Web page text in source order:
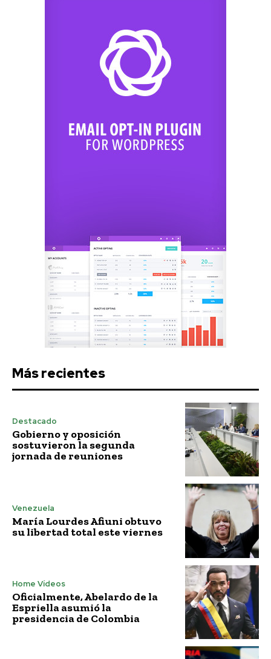
Más recientes
Destacado
Gobierno y oposición
sostuvieron la segunda
jornada de reuniones
Venezuela
María Lourdes Afiuni obtuvo
su libertad total este viernes
Home Vídeos
Oficialmente, Abelardo de la
Espriella asumió la
presidencia de Colombia